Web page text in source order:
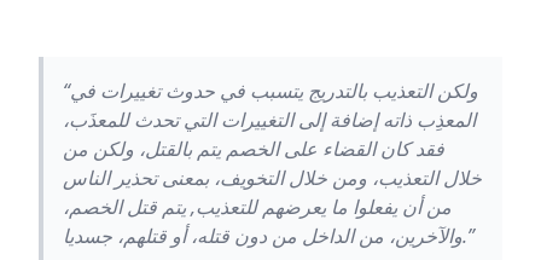
“ولكن التعذيب بالتدريج يتسبب في حدوث تغييرات في
المعذِب ذاته إضافة إلى التغييرات التي تحدث للمعذَب،
فقد كان القضاء على الخصم يتم بالقتل، ولكن من
خلال التعذيب، ومن خلال التخويف، بمعنى تحذير الناس
من أن يفعلوا ما يعرضهم للتعذيب, يتم قتل الخصم،
والآخرين، من الداخل من دون قتله، أو قتلهم، جسديا.”